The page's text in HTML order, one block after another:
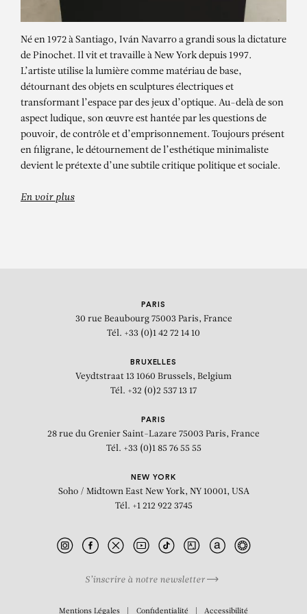
IVÁN NAVARRO
Simulacres
Né en 1972 à Santiago, Iván Navarro a grandi sous la dictature
de Pinochet. Il vit et travaille à New York depuis 1997.
L’artiste utilise la lumière comme matériau de base,
détournant des objets en sculptures électriques et
transformant l’espace par des jeux d’optique. Au-delà de son
aspect ludique, son œuvre est hantée par les questions de
pouvoir, de contrôle et d’emprisonnement. Toujours présent
en filigrane, le détournement de l’esthétique minimaliste
devient le prétexte d’une subtile critique politique et sociale.
En voir plus
PARIS
30 rue Beaubourg 75003 Paris, France
Tél. +33 (0)1 42 72 14 10
BRUXELLES
Veydtstraat 13 1060 Brussels, Belgium
Tél. +32 (0)2 537 13 17
PARIS
28 rue du Grenier Saint-Lazare 75003 Paris, France
Tél. +33 (0)1 85 76 55 55
NEW YORK
Soho / Midtown East New York, NY 10001, USA
Tél. +1 212 922 3745
S’inscrire à notre newsletter
Mentions Légales Confidentialité Accessibilité